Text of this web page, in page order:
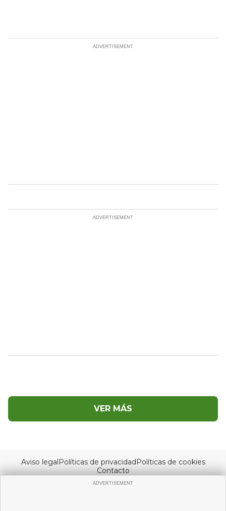
VER MÁS
Aviso legalPolíticas de privacidadPolíticas de cookies
Contacto